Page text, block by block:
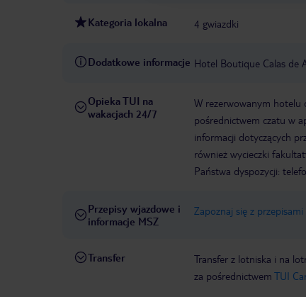
Kategoria lokalna 4 gwiazdki
Dodatkowe informacje Hotel Boutique Calas de
Opieka TUI na
wakacjach 24/7
W rezerwowanym hotelu
pośrednictwem czatu w
informacji dotyczących
również wycieczki
Państwa dyspozycji:
Przepisy wjazdowe i
informacje MSZ
Zapoznaj się z
Transfer
Transfer z lotniska i na
za pośrednictwem TUI